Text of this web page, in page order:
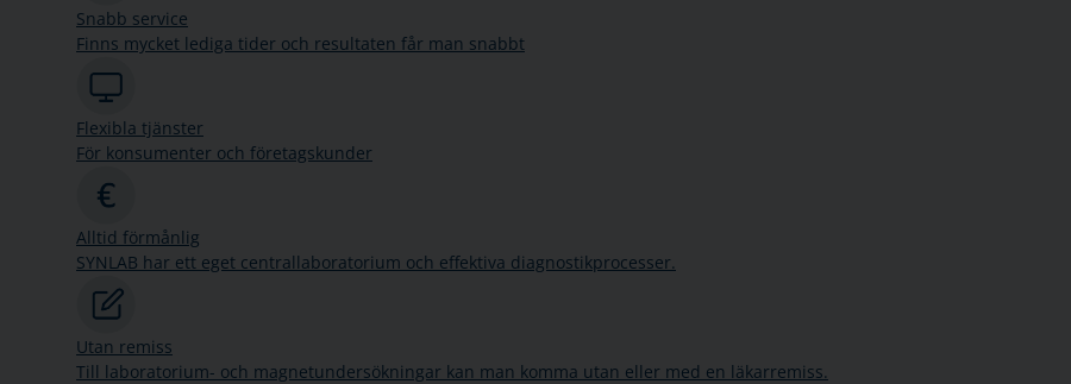
Snabb service
Finns mycket lediga tider och resultaten får man snabbt
Flexibla tjänster
För konsumenter och företagskunder
Alltid förmånlig
SYNLAB har ett eget centrallaboratorium och effektiva diagnostikprocesser.
Utan remiss
Till laboratorium- och magnetundersökningar kan man komma utan eller med en läkarremiss.